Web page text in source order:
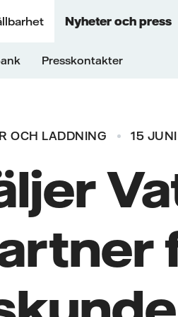
Nyheter och press
Presskontakter
OCH LADDNING 15